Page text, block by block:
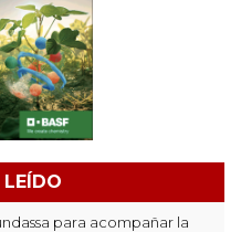
para acompañar la